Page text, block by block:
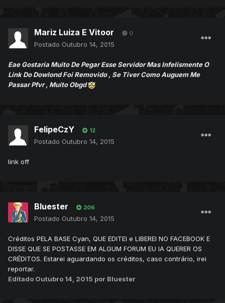
Mariz Luiza E Vitoor 0
Postado Outubro 14, 2015
Eae Gostaria Muito De Pegar Esse Servidor Mas Infelismente O
Link Do Dowlond Foi Removido , Se Tiver Como Auguem Me
Passar Pfvr , Muito Obgd
FelipeCzY 12
Postado Outubro 14, 2015
link off
Bluester 206
Postado Outubro 14, 2015
Créditos PELA BASE Cyan, QUE EDITEI e LIBEREI NO FACEBOOK E
DISSE QUE SE POSTASSE EM ALGUM FORUM EU IA QUERER OS
CRÉDITOS. Estarei aguardando os créditos, caso contrário, irei
reportar.
Editado Outubro 14, 2015 por Bluester